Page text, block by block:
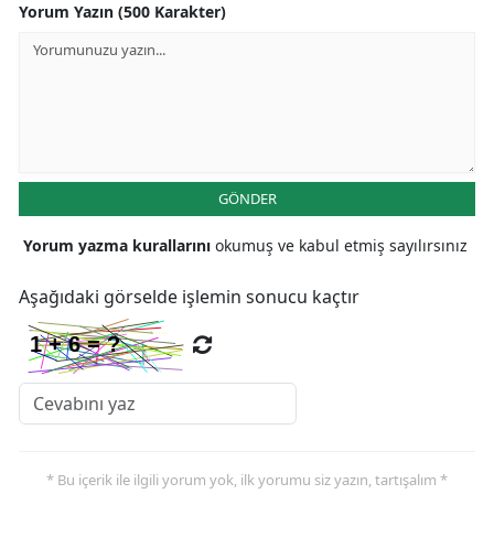
Yorum Yazın (500 Karakter)
GÖNDER
Yorum yazma kurallarını okumuş ve kabul etmiş sayılırsınız
Aşağıdaki görselde işlemin sonucu kaçtır
* Bu içerik ile ilgili yorum yok, ilk yorumu siz yazın, tartışalım *